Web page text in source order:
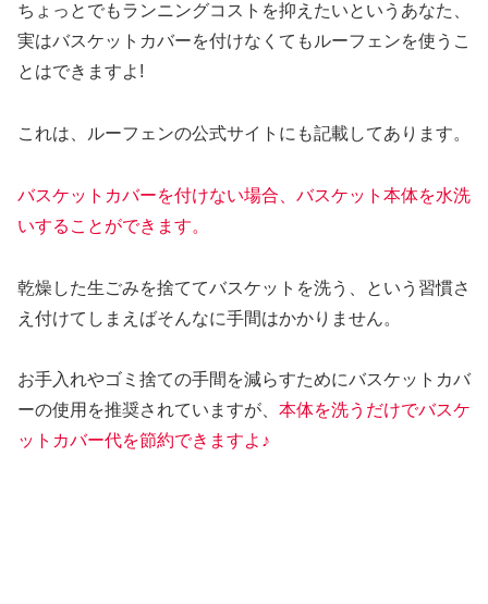
ちょっとでもランニングコストを抑えたいというあなた、
実はバスケットカバーを付けなくてもルーフェンを使うこ
とはできますよ!
これは、ルーフェンの公式サイトにも記載してあります。
バスケットカバーを付けない場合、バスケット本体を水洗
いすることができます。
乾燥した生ごみを捨ててバスケットを洗う、という習慣さ
え付けてしまえばそんなに手間はかかりません。
お手入れやゴミ捨ての手間を減らすためにバスケットカバ
ーの使用を推奨されていますが、 本体を洗うだけでバスケ
ットカバー代を節約できますよ♪